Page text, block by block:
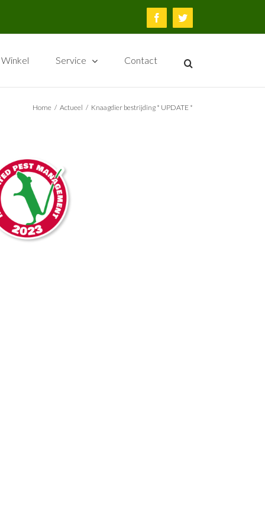
FacebookTwitter
Winkel Service Contact
Home / Actueel / Knaagdier bestrijding * UPDATE *